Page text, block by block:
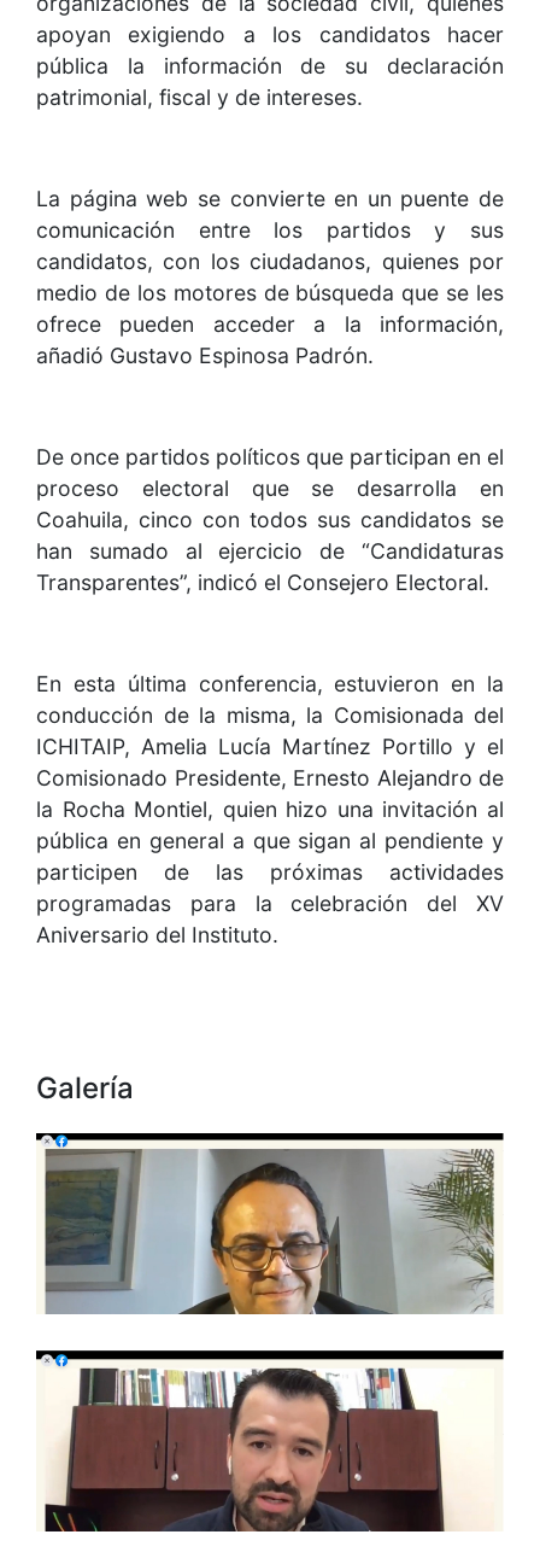
apoyan exigiendo a los candidatos hacer
pública la información de su declaración
patrimonial, fiscal y de intereses.
La página web se convierte en un puente de
comunicación entre los partidos y sus
candidatos, con los ciudadanos, quienes por
medio de los motores de búsqueda que se les
ofrece pueden acceder a la información,
añadió Gustavo Espinosa Padrón.
De once partidos políticos que participan en el
proceso electoral que se desarrolla en
Coahuila, cinco con todos sus candidatos se
han sumado al ejercicio de “Candidaturas
Transparentes”, indicó el Consejero Electoral.
En esta última conferencia, estuvieron en la
conducción de la misma, la Comisionada del
ICHITAIP, Amelia Lucía Martínez Portillo y el
Comisionado Presidente, Ernesto Alejandro de
la Rocha Montiel, quien hizo una invitación al
pública en general a que sigan al pendiente y
participen de las próximas actividades
programadas para la celebración del XV
Aniversario del Instituto.
Galería